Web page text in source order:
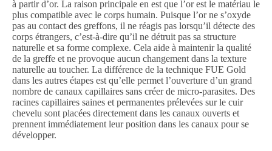
à partir d’or. La raison principale en est que l’or est le matériau le
plus compatible avec le corps humain. Puisque l’or ne s’oxyde
pas au contact des greffons, il ne réagis pas lorsqu’il détecte des
corps étrangers, c’est-à-dire qu’il ne détruit pas sa structure
naturelle et sa forme complexe. Cela aide à maintenir la qualité
de la greffe et ne provoque aucun changement dans la texture
naturelle au toucher. La différence de la technique FUE Gold
dans les autres étapes est qu’elle permet l’ouverture d’un grand
nombre de canaux capillaires sans créer de micro-parasites. Des
racines capillaires saines et permanentes prélevées sur le cuir
chevelu sont placées directement dans les canaux ouverts et
prennent immédiatement leur position dans les canaux pour se
développer.